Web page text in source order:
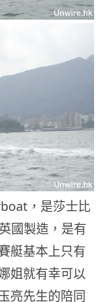
，是莎士比
國製造，是有
艇基本上只有
姐就有幸可以
亮先生的陪同